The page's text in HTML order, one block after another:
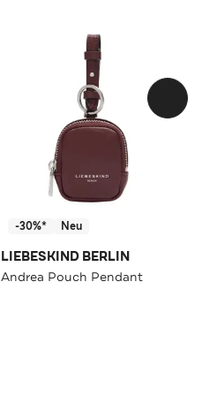
-30%* Neu
LIEBESKIND BERLIN
Andrea Pouch Pendant